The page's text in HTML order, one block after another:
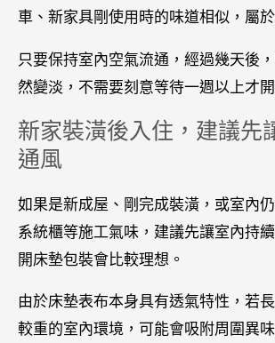
車、新家具剛使用時的味道相似，屬
只要保持室內空氣流通，經過幾天後
然變淡，不需要刻意等待一週以上才開
新家裝潢後入住，建議先
通風
如果是新成屋、剛完成裝潢，或室內
系統櫃等施工氣味，建議先讓室內持
開床墊包裝會比較理想。
由於床墊表布本身具有透氣特性，若
較重的室內環境，可能會吸附周圍異